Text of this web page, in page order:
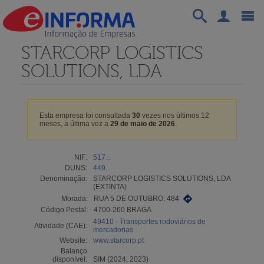
STARCORP LOGISTICS
SOLUTIONS, LDA
Esta empresa foi consultada 30 vezes nos últimos 12
meses, a última vez a 29 de maio de 2026.
NIF:
517...
DUNS:
449...
Denominação:
STARCORP LOGISTICS SOLUTIONS, LDA
(EXTINTA)
Morada:
RUA 5 DE OUTUBRO, 484
Código Postal:
4700-260 BRAGA
Atividade (CAE):
49410 - Transportes rodoviários de
mercadorias
Website:
www.starcorp.pt
Balanço
disponível:
SIM (2024, 2023)